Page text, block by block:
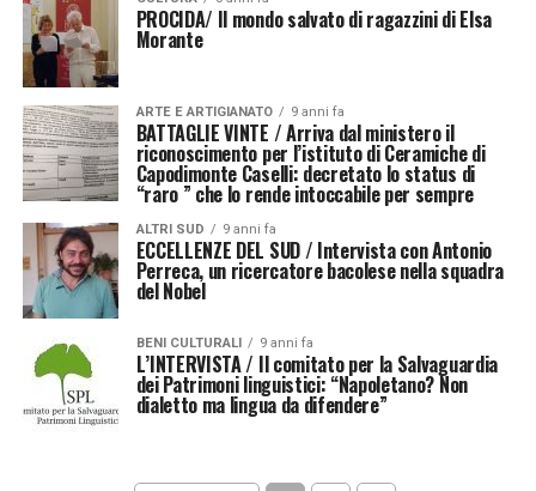
PROCIDA/ Il mondo salvato di ragazzini di Elsa
Morante
ARTE E ARTIGIANATO 9 anni fa
BATTAGLIE VINTE / Arriva dal ministero il
riconoscimento per l’istituto di Ceramiche di
Capodimonte Caselli: decretato lo status di
“raro ” che lo rende intoccabile per sempre
ALTRI SUD 9 anni fa
ECCELLENZE DEL SUD / Intervista con Antonio
Perreca, un ricercatore bacolese nella squadra
del Nobel
BENI CULTURALI 9 anni fa
L’INTERVISTA / Il comitato per la Salvaguardia
dei Patrimoni linguistici: “Napoletano? Non
dialetto ma lingua da difendere”